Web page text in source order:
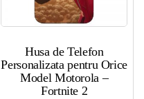
Husa de Telefon
Personalizata pentru Orice
Model Motorola –
Fortnite 2